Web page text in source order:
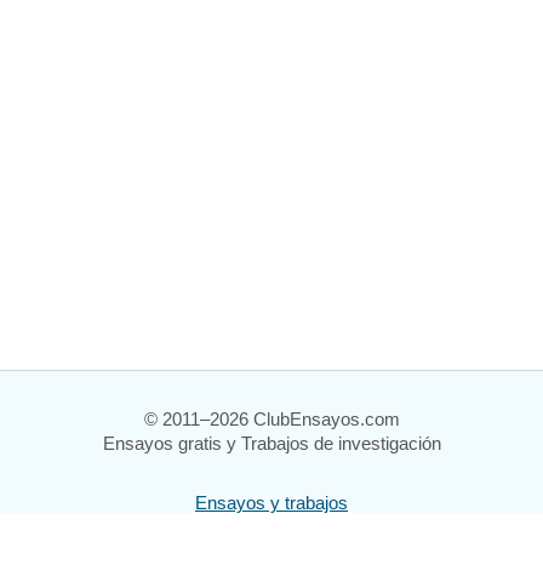
© 2011–2026 ClubEnsayos.com
Ensayos gratis y Trabajos de investigación
Ensayos y trabajos